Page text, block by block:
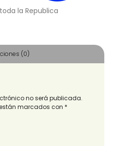
la Republica
(0)
no será publicada.
marcados con *